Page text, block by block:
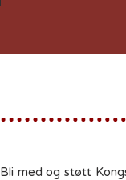
Bli med og støtt